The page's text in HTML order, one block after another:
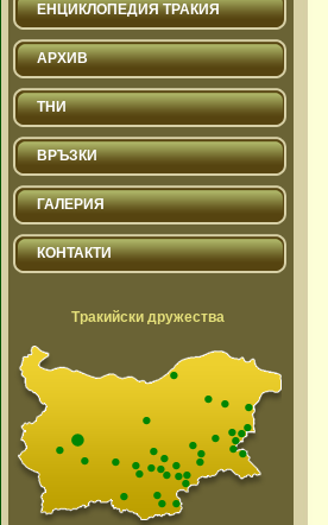
ЕНЦИКЛОПЕДИЯ ТРАКИЯ
АРХИВ
ТНИ
ВРЪЗКИ
ГАЛЕРИЯ
КОНТАКТИ
Тракийски дружества